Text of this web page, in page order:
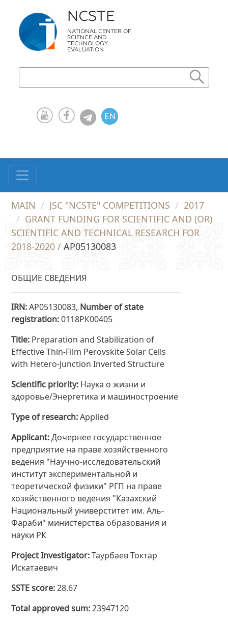
NCSTE
NATIONAL CENTER OF
SCIENCE AND
TECHNOLOGY
EVALUATION
EN
MAIN JSC "NCSTE" COMPETITIONS
2017
GRANT FUNDING FOR SCIENTIFIC AND (OR)
SCIENTIFIC AND TECHNICAL RESEARCH FOR
2018-2020 /AP05130083
ОБЩИЕ СВЕДЕНИЯ
IRN AP05130083, Number of state
registration 0118РК00405
Title Preparation and Stabilization of
Effective Thin-Film Perovskite Solar Cells
with Hetero-Junction Inverted Structure
Scientific priority Наука о жизни и
здоровье/Энергетика и машиностроение
Type of research Applied
Applicant Дочернее государственное
предприятие на праве хозяйственного
ведения "Научно-исследовательский
институт экспериментальной и
теоретической физики" РГП на праве
хозяйственного ведения "Казахский
Национальный универститет им. Аль-
Фараби" министерства образования и
науки РК
Project Investigator Таурбаев Токтар
Искатаевич
SSTE score 28.67
Total approved sum 23947120